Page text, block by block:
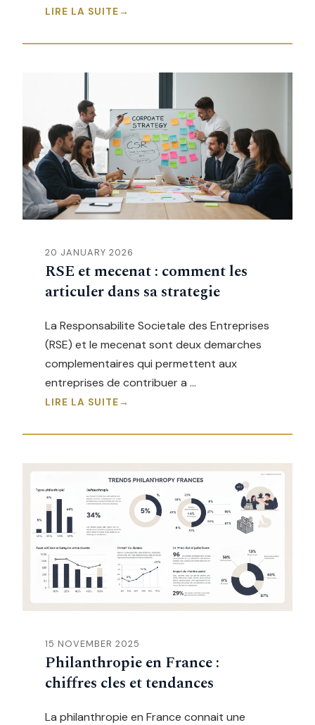
LIRE LA SUITE
20 JANUARY 2026
RSE et mecenat : comment les
articuler dans sa strategie
La Responsabilite Societale des Entreprises
(RSE) et le mecenat sont deux demarches
complementaires qui permettent aux
entreprises de contribuer a …
LIRE LA SUITE
15 NOVEMBER 2025
Philanthropie en France :
chiffres cles et tendances
La philanthropie en France connait une